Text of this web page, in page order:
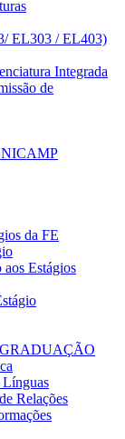
EL303 / EL403)
Integrada
de
da FE
Estágios
Línguas
Relações